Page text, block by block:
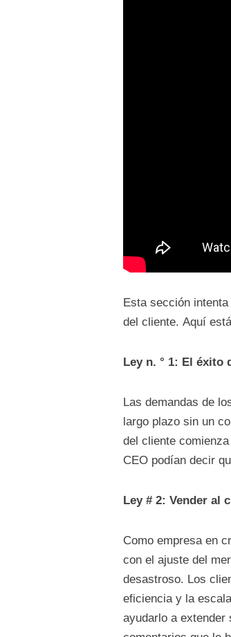
Esta sección
del cliente. Aquí
Ley n. ° 1: El éxito
Las demandas de
largo plazo sin un
del cliente
CEO podían decir
Ley # 2: Vender al
Como empresa en
con el ajuste del
desastroso. Los
eficiencia y la
ayudarlo a extender